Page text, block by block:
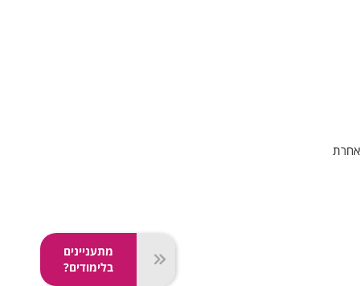
מתעניינים
בלימודים?